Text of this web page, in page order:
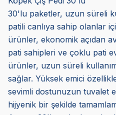
30'lu paketler, uzun süreli
patili canlıya sahip olanlar
ürünler, ekonomik açıdan
pati sahipleri ve çoklu pati
ürünler, uzun süreli
sağlar. Yüksek emici
sevimli dostunuzun tuvalet
hijyenik bir şekilde